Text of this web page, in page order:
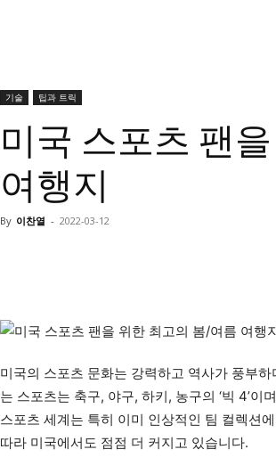
기술 팁과 트릭
미국 스포츠 팬
여행지
By 이찬열 - 2022-03-12
미국의 스포츠 문화는 강력하고 역사가 풍부
는 스포츠는 축구, 야구, 하키, 농구의 ‘빅 4’
스포츠 세계는 특히 이미 인상적인 팀 컬렉션
따라 미국에서도 점점 더 커지고 있습니다.